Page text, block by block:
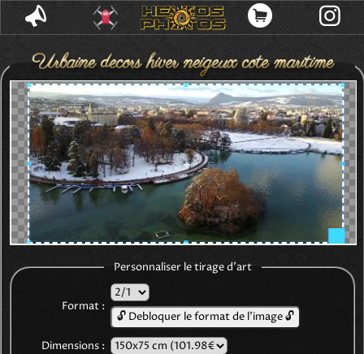
Urbaine decors hiver neigeux cote maritime
lac riviere patinage glace bateaux noel quartier
residentiel montagne neigeuse
Personnaliser le tirage d'art
Format :
🔓 Debloquer le format de l'image 🔓
Dimensions :